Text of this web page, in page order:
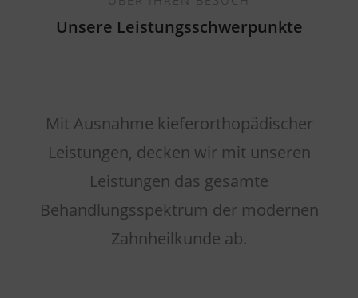
Unsere Leistungsschwerpunkte
Mit Ausnahme kieferorthopädischer
Leistungen, decken wir mit unseren
Leistungen das gesamte
Behandlungsspektrum der modernen
Zahnheilkunde ab.